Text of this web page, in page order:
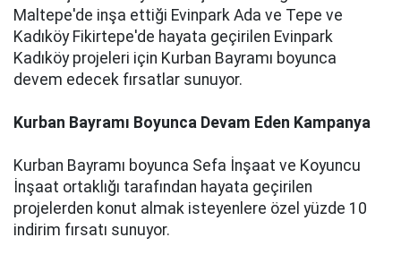
Maltepe'de inşa ettiği Evinpark Ada ve Tepe ve
Kadıköy Fikirtepe'de hayata geçirilen Evinpark
Kadıköy projeleri için Kurban Bayramı boyunca
devem edecek fırsatlar sunuyor.
Kurban Bayramı Boyunca Devam Eden Kampanya
Kurban Bayramı boyunca Sefa İnşaat ve Koyuncu
İnşaat ortaklığı tarafından hayata geçirilen
projelerden konut almak isteyenlere özel yüzde 10
indirim fırsatı sunuyor.